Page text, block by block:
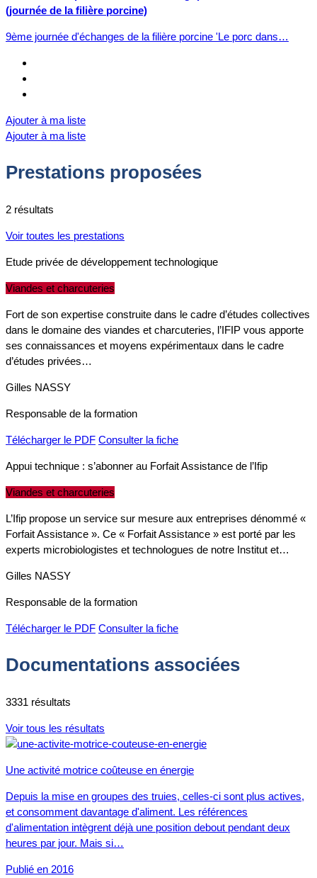
(journée de la filière porcine)
9ème journée d'échanges de la filière porcine 'Le porc dans…
Ajouter à ma liste
Ajouter à ma liste
Prestations proposées
2 résultats
Voir toutes les prestations
Etude privée de développement technologique
Viandes et charcuteries
Fort de son expertise construite dans le cadre d’études collectives
dans le domaine des viandes et charcuteries, l’IFIP vous apporte
ses connaissances et moyens expérimentaux dans le cadre
d’études privées…
Gilles NASSY
Responsable de la formation
Télécharger le PDF Consulter la fiche
Appui technique : s’abonner au Forfait Assistance de l’Ifip
Viandes et charcuteries
L’Ifip propose un service sur mesure aux entreprises dénommé «
Forfait Assistance ». Ce « Forfait Assistance » est porté par les
experts microbiologistes et technologues de notre Institut et…
Gilles NASSY
Responsable de la formation
Télécharger le PDF Consulter la fiche
Documentations associées
3331 résultats
Voir tous les résultats
Une activité motrice coûteuse en énergie
Depuis la mise en groupes des truies, celles-ci sont plus actives,
et consomment davantage d'aliment. Les références
d'alimentation intègrent déjà une position debout pendant deux
heures par jour. Mais si…
Publié en 2016